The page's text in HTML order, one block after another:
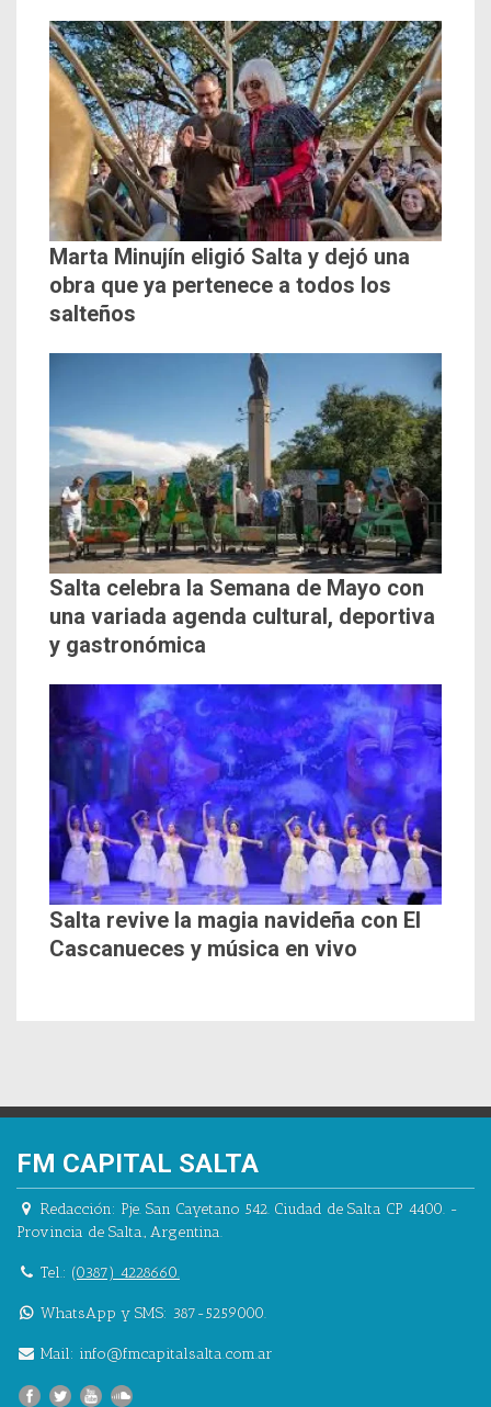
Marta Minujín eligió Salta y dejó una
obra que ya pertenece a todos los
salteños
Salta celebra la Semana de Mayo con
una variada agenda cultural, deportiva
y gastronómica
Salta revive la magia navideña con El
Cascanueces y música en vivo
FM CAPITAL SALTA
Redacción: Pje. San Cayetano 542. Ciudad de Salta CP 4400. -
Provincia de Salta., Argentina.
Tel.: (0387) 4228660.
WhatsApp y SMS: 387-5259000.
Mail: info@fmcapitalsalta.com.ar